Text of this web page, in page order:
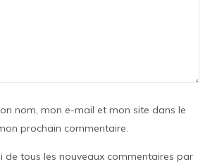
nom, mon e-mail et mon site dans le
prochain commentaire.
de tous les nouveaux commentaires par